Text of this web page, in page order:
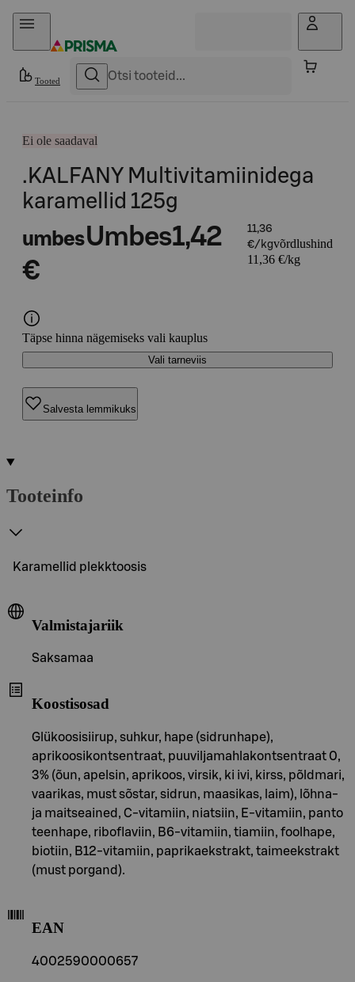
Otse sisu juurde
Tooted
Ei ole saadaval
.KALFANY Multivitamiinidega
karamellid 125g
umbesUmbes1,42
€
11,36
€/kgvõrdlushind
11,36 €/kg
Täpse hinna nägemiseks vali kauplus
Vali tarneviis
Salvesta lemmikuks
Tooteinfo
Karamellid plekktoosis
Valmistajariik
Saksamaa
Koostisosad
Glükoosisiirup, suhkur, hape (sidrunhape),
aprikoosikontsentraat, puuviljamahlakontsentraat 0,
3% (õun, apelsin, aprikoos, virsik, ki ivi, kirss, põldmari,
vaarikas, must sõstar, sidrun, maasikas, laim), lõhna-
ja maitseained, C-vitamiin, niatsiin, E-vitamiin, panto
teenhape, riboflaviin, B6-vitamiin, tiamiin, foolhape,
biotiin, B12-vitamiin, paprikaekstrakt, taimeekstrakt
(must porgand).
EAN
4002590000657